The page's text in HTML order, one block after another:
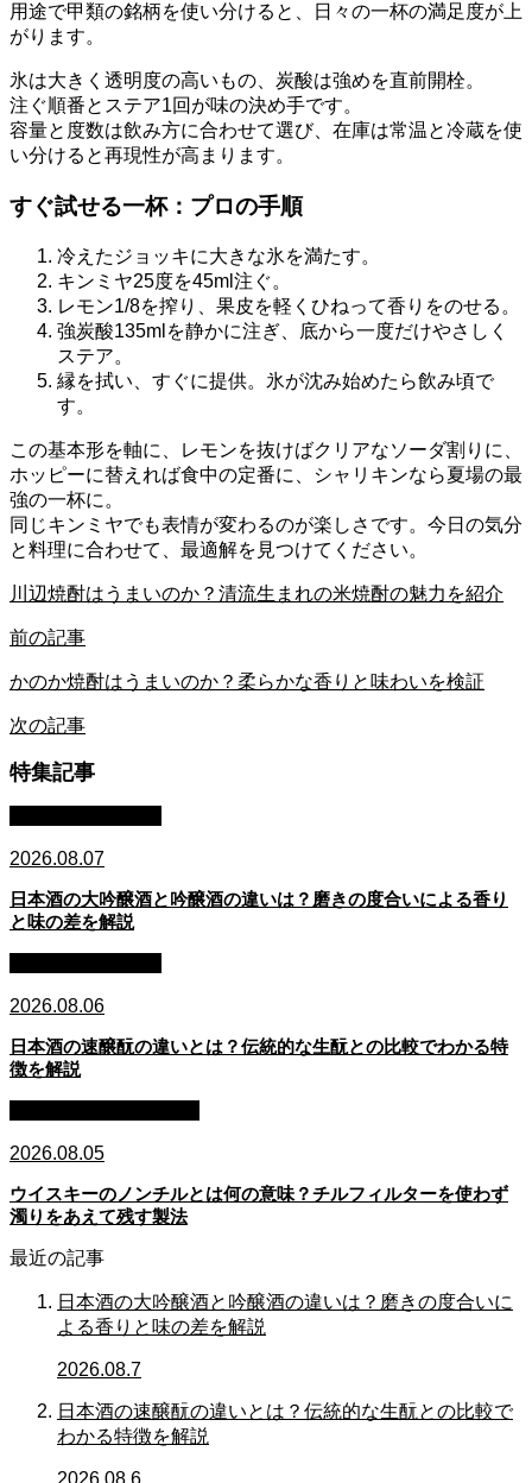
用途で甲類の銘柄を使い分けると、日々の一杯の満足度が上
がります。
氷は大きく透明度の高いもの、炭酸は強めを直前開栓。
注ぐ順番とステア1回が味の決め手です。
容量と度数は飲み方に合わせて選び、在庫は常温と冷蔵を使
い分けると再現性が高まります。
すぐ試せる一杯：プロの手順
冷えたジョッキに大きな氷を満たす。
キンミヤ25度を45ml注ぐ。
レモン1/8を搾り、果皮を軽くひねって香りをのせる。
強炭酸135mlを静かに注ぎ、底から一度だけやさしく
ステア。
縁を拭い、すぐに提供。氷が沈み始めたら飲み頃で
す。
この基本形を軸に、レモンを抜けばクリアなソーダ割りに、
ホッピーに替えれば食中の定番に、シャリキンなら夏場の最
強の一杯に。
同じキンミヤでも表情が変わるのが楽しさです。今日の気分
と料理に合わせて、最適解を見つけてください。
川辺焼酎はうまいのか？清流生まれの米焼酎の魅力を紹介
前の記事
かのか焼酎はうまいのか？柔らかな香りと味わいを検証
次の記事
特集記事
2026.08.07
日本酒の大吟醸酒と吟醸酒の違いは？磨きの度合いによる香り
と味の差を解説
2026.08.06
日本酒の速醸酛の違いとは？伝統的な生酛との比較でわかる特
徴を解説
2026.08.05
ウイスキーのノンチルとは何の意味？チルフィルターを使わず
濁りをあえて残す製法
最近の記事
日本酒の大吟醸酒と吟醸酒の違いは？磨きの度合いに
よる香りと味の差を解説
2026.08.7
日本酒の速醸酛の違いとは？伝統的な生酛との比較で
わかる特徴を解説
2026.08.6